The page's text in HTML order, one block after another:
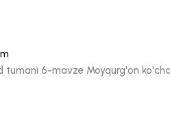
tumani 6-mavze Moyqurg'on